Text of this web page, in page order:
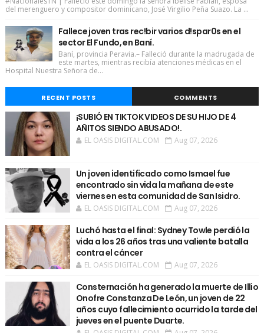
del merenguero y compositor dominicano, José Virgilio Peña Suazo. La ...
Fallece joven tras rec!bir varios d!spar0s en el
sector El Fundo, en Baní.
Baní, provincia Peravia.– Falleció durante la madrugada de
este martes, mientras recibía atenciones médicas en el
Hospital Nuestra Señora de...
RECENT POSTS COMMENTS
¡SUBIÓ EN TIKTOK VIDEOS DE SU HIJO DE 4
AÑITOS SIENDO ABUSADO!.
EL OASIS DIGITAL.COM Aug 07, 2026
Un joven identificado como Ismael fue
encontrado sin vida la mañana de este
viernes en esta comunidad de San Isidro.
EL OASIS DIGITAL.COM Aug 07, 2026
Luchó hasta el final: Sydney Towle perdió la
vida a los 26 años tras una valiente batalla
contra el cáncer
EL OASIS DIGITAL.COM Aug 07, 2026
Consternación ha generado la muerte de Illio
Onofre Constanza De León, un joven de 22
años cuyo fallecimiento ocurrido la tarde del
jueves en el puente Duarte.